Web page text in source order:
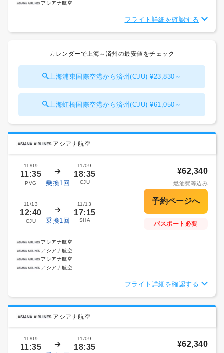
アシアナ航空
フライト詳細を確認する
カレンダーで上海⇔済州の最安値をチェック
上海浦東国際空港から済州(CJU) ¥23,830～
上海虹橋国際空港から済州(CJU) ¥61,050～
アシアナ航空
11/09
11:35
PVG 乗換1回
11/09
18:35
CJU
11/13
12:40
CJU 乗換1回
11/13
17:15
SHA
¥62,340
燃油費等込み
パスポート必要
アシアナ航空
アシアナ航空
アシアナ航空
アシアナ航空
フライト詳細を確認する
アシアナ航空
11/09
11:35
11/09
18:35 ¥62,340